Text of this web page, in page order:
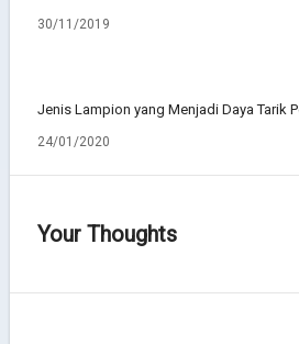
30/11/2019
Jenis Lampion yang Menjadi Daya Tarik
24/01/2020
Your Thoughts